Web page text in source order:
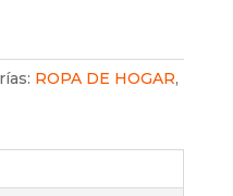
ROPA DE HOGAR,